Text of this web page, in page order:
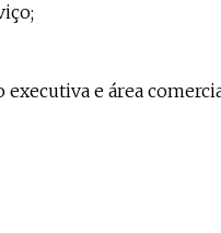
e área